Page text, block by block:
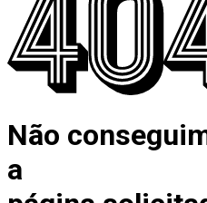
Não
a